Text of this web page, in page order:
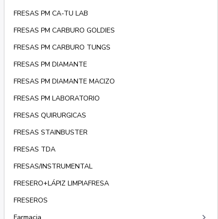
FRESAS PM CA-TU LAB
FRESAS PM CARBURO GOLDIES
FRESAS PM CARBURO TUNGS
FRESAS PM DIAMANTE
FRESAS PM DIAMANTE MACIZO
FRESAS PM LABORATORIO
FRESAS QUIRURGICAS
FRESAS STAINBUSTER
FRESAS TDA
FRESAS/INSTRUMENTAL
FRESERO+LÁPIZ LIMPIAFRESA
FRESEROS